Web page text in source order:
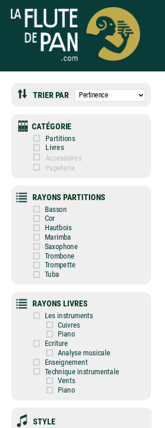
TRIER PAR
CATÉGORIE
Partitions
Livres
Accessoires
Papeterie
RAYONS PARTITIONS
Basson
Cor
Hautbois
Marimba
Saxophone
Trombone
Trompette
Tuba
RAYONS LIVRES
Les instruments
Cuivres
Piano
Ecriture
Analyse musicale
Enseignement
Technique instrumentale
Vents
Piano
STYLE